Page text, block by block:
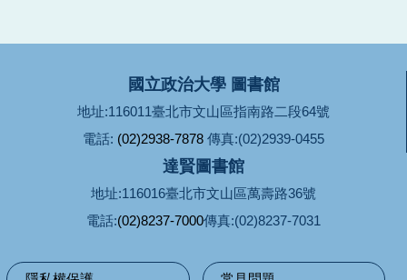
國立政治大學 圖書館
地址:116011臺北市文山區指南路二段64號
電話: (02)2938-7878 傳真:(02)2939-0455
達賢圖書館
地址:116016臺北市文山區萬壽路36號
電話:(02)8237-7000傳真:(02)8237-7031